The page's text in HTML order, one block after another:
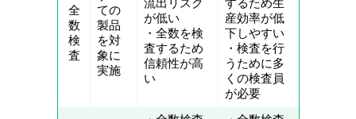
全
数
検
査
ての
製品
を対
象に
実施
流出リスク
が低い
・全数を検
査するため
信頼性が高
い
するため生
産効率が低
下しやすい
・検査を行
うために多
くの検査員
が必要